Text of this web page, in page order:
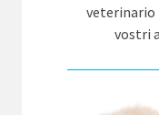
veterinario
vostri